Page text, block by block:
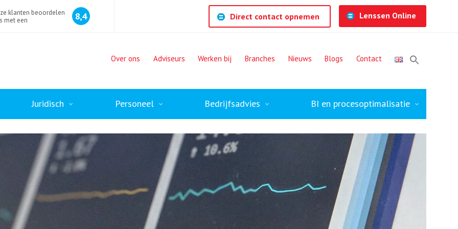
klanten beoordelen
met een
8,4 Direct contact opnemen Lenssen Online
Over ons Adviseurs Werken bij Branches Nieuws Blogs Contact
Juridisch Personeel Bedrijfsadvies BI en procesoptimalisatie